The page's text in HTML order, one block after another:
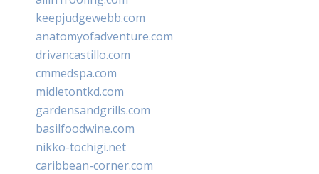
keepjudgewebb.com
anatomyofadventure.com
drivancastillo.com
cmmedspa.com
midletontkd.com
gardensandgrills.com
basilfoodwine.com
nikko-tochigi.net
caribbean-corner.com